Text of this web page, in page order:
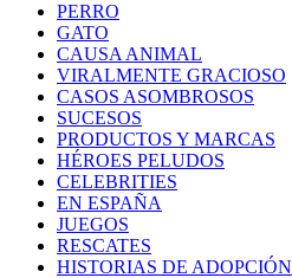
PERRO
GATO
CAUSA ANIMAL
VIRALMENTE GRACIOSO
CASOS ASOMBROSOS
SUCESOS
PRODUCTOS Y MARCAS
HÉROES PELUDOS
CELEBRITIES
EN ESPAÑA
JUEGOS
RESCATES
HISTORIAS DE ADOPCIÓN